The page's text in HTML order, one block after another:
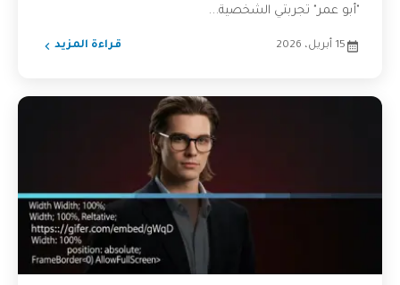
"أبو عمر" تجربتي الشخصية...
15 أبريل، 2026 قراءة المزيد